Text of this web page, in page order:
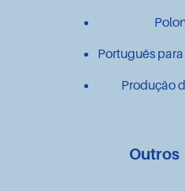
Português
Produção
Outros